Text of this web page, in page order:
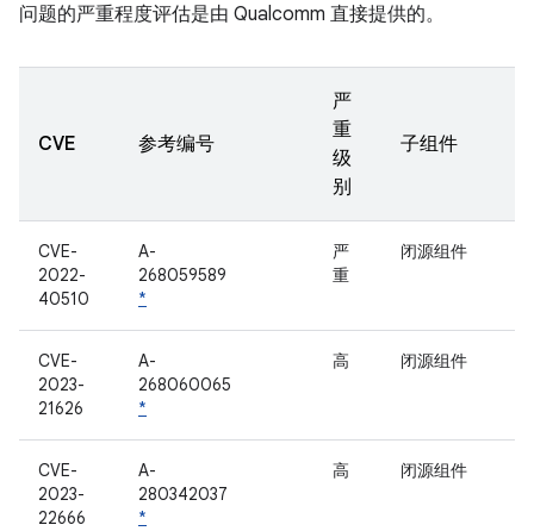
问题的严重程度评估是由 Qualcomm 直接提供的。
CVE 参考编号
严
重
级
别
子组件
CVE-
2022-
40510
A-
268059589
*
严
重
闭源组件
CVE-
2023-
21626
A-
268060065
*
高 闭源组件
CVE-
2023-
22666
A-
280342037
*
高 闭源组件